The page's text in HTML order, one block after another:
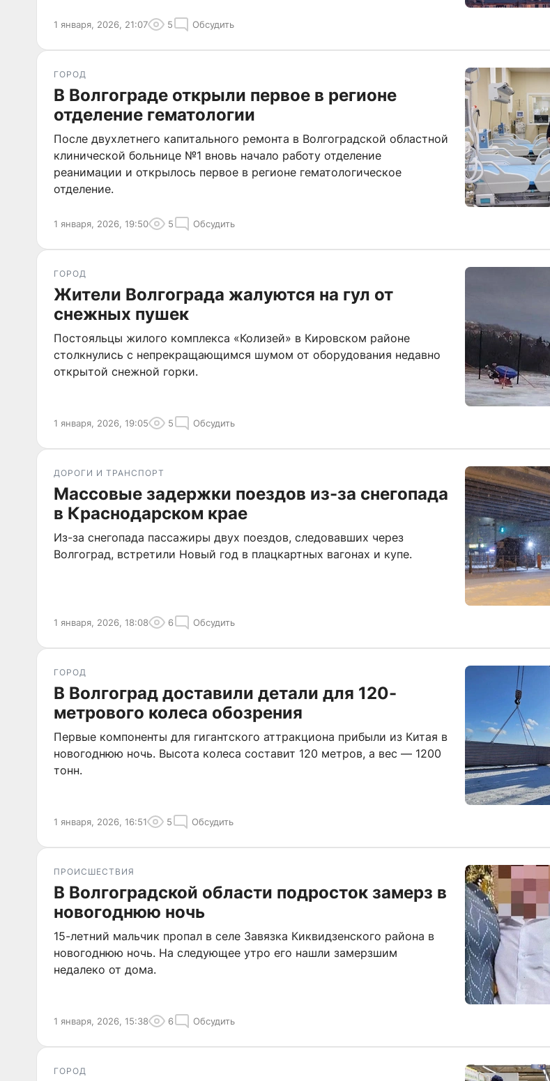
1 января, 2026, 21:07 5 Обсудить
ГОРОД
В Волгограде открыли первое в регионе
отделение гематологии
После двухлетнего капитального ремонта в Волгоградской областной
клинической больнице №1 вновь начало работу отделение
реанимации и открылось первое в регионе гематологическое
отделение.
1 января, 2026, 19:50 5 Обсудить
ГОРОД
Жители Волгограда жалуются на гул от
снежных пушек
Постояльцы жилого комплекса «Колизей» в Кировском районе
столкнулись с непрекращающимся шумом от оборудования недавно
открытой снежной горки.
1 января, 2026, 19:05 5 Обсудить
ДОРОГИ И ТРАНСПОРТ
Массовые задержки поездов из-за снегопада
в Краснодарском крае
Из-за снегопада пассажиры двух поездов, следовавших через
Волгоград, встретили Новый год в плацкартных вагонах и купе.
1 января, 2026, 18:08 6 Обсудить
ГОРОД
В Волгоград доставили детали для 120-
метрового колеса обозрения
Первые компоненты для гигантского аттракциона прибыли из Китая в
новогоднюю ночь. Высота колеса составит 120 метров, а вес — 1200
тонн.
1 января, 2026, 16:51 5 Обсудить
ПРОИСШЕСТВИЯ
В Волгоградской области подросток замерз в
новогоднюю ночь
15-летний мальчик пропал в селе Завязка Киквидзенского района в
новогоднюю ночь. На следующее утро его нашли замерзшим
недалеко от дома.
1 января, 2026, 15:38 6 Обсудить
ГОРОД